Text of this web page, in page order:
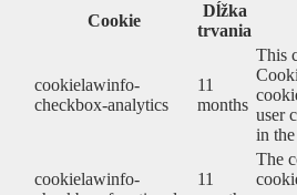
Cookie
Dĺžka
trvania
cookielawinfo-
checkbox-analytics
11
months
This
user
in
cookielawinfo-
11
The